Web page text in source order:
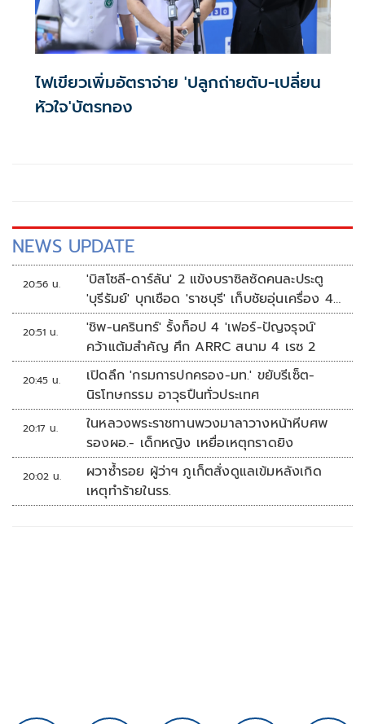
ไฟเขียวเพิ่มอัตราจ่าย 'ปลูกถ่ายตับ-เปลี่ยน
หัวใจ'บัตรทอง
NEWS UPDATE
20:56 น.
'บิสโซลี-ดาร์ลัน' 2 แข้งบราซิลซัดคนละประตู
'บุรีรัมย์' บุกเชือด 'ราชบุรี' เก็บชัยอุ่นเครื่อง 4
นัดรวด
20:51 น.
'ชิพ-นครินทร์' รั้งท็อป 4 'เฟอร์-ปัญจรุจน์'
คว้าแต้มสำคัญ ศึก ARRC สนาม 4 เรซ 2
20:45 น.
เปิดลึก 'กรมการปกครอง-มท.' ขยับรีเซ็ต-
นิรโทษกรรม อาวุธปืนทั่วประเทศ
20:17 น.
ในหลวงพระราชทานพวงมาลาวางหน้าหีบศพ
รองผอ.- เด็กหญิง เหยื่อเหตุกราดยิง
20:02 น.
ผวาซ้ำรอย ผู้ว่าฯ ภูเก็ตสั่งดูแลเข้มหลังเกิด
เหตุทำร้ายในรร.